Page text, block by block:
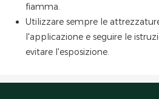
fiamma.
Utilizzare sempre le
l'applicazione e seguire le
evitare l'esposizione.